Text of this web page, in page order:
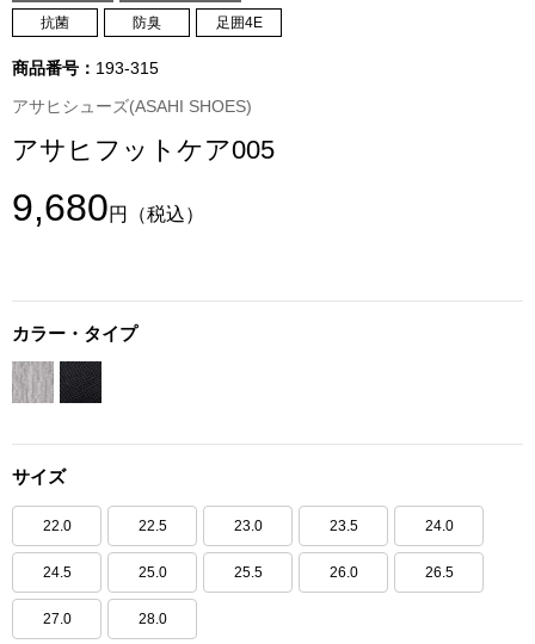
ボトムス
その他
抗菌
防臭 足囲4E
商品番号： 193-315
アサヒシューズ(ASAHI SHOES)
アサヒフットケア005
9,680円 （税込）
カラー・タイプ
サイズ
22.0 22.5 23.0 23.5 24.0
24.5 25.0 25.5 26.0 26.5
27.0 28.0